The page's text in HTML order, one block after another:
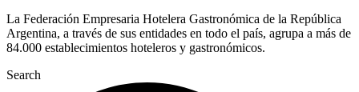
La Federación Empresaria Hotelera Gastronómica de la República
Argentina, a través de sus entidades en todo el país, agrupa a más de
84.000 establecimientos hoteleros y gastronómicos.
Search